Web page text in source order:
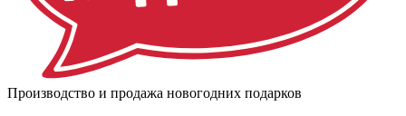
Производство и продажа новогодних подарков